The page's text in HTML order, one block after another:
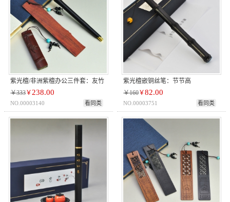
紫光檀/非洲紫檀办公三件套：友竹
￥333￥ 238.00
NO.00003140 看同类
紫光檀嵌铜丝笔：节节高
￥160￥82.00
NO.00003751 看同类